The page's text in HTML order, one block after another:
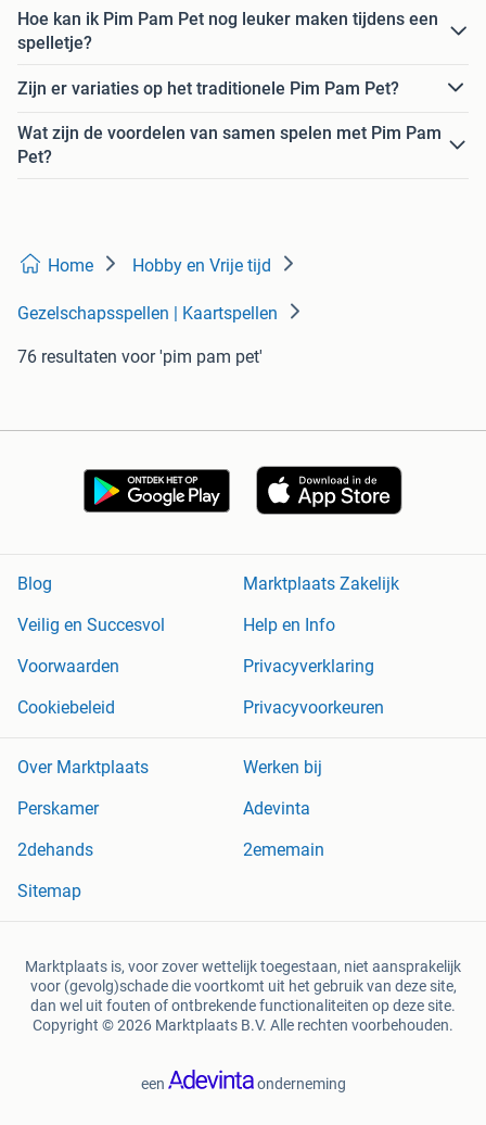
Hoe kan ik Pim Pam Pet nog leuker maken tijdens een
spelletje?
Zijn er variaties op het traditionele Pim Pam Pet?
Wat zijn de voordelen van samen spelen met Pim Pam
Pet?
Home Hobby en Vrije tijd
Gezelschapsspellen | Kaartspellen
76 resultaten voor 'pim pam pet'
Blog
Marktplaats Zakelijk
Veilig en Succesvol
Help en Info
Voorwaarden
Privacyverklaring
Cookiebeleid
Privacyvoorkeuren
Over Marktplaats
Werken bij
Perskamer
Adevinta
2dehands
2ememain
Sitemap
Marktplaats is, voor zover wettelijk toegestaan, niet aansprakelijk
voor (gevolg)schade die voortkomt uit het gebruik van deze site,
dan wel uit fouten of ontbrekende functionaliteiten op deze site.
Copyright © 2026 Marktplaats B.V. Alle rechten voorbehouden.
een onderneming